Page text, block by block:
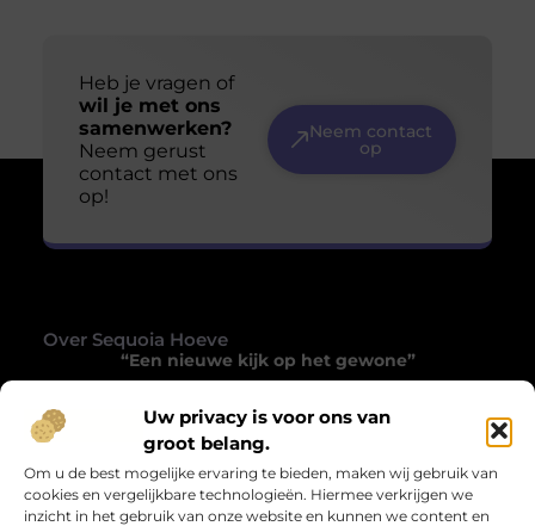
Uw privacy is voor ons van
groot belang.
Om u de best mogelijke ervaring te bieden, maken wij gebruik van
cookies en vergelijkbare technologieën. Hiermee verkrijgen we
inzicht in het gebruik van onze website en kunnen we content en
Heb je vragen of
wil je met ons
samenwerken?
Neem gerust
contact met ons
op!
Neem contact
op
Over Sequoia Hoeve
“Een nieuwe kijk op het gewone”
Sequoiahoeve.nl laat je het alledaagse opnieuw
ontdekken. Een verzameling blogs die inspireren,
verrassen en het gewone tot iets bijzonders maken.
Onze informatie